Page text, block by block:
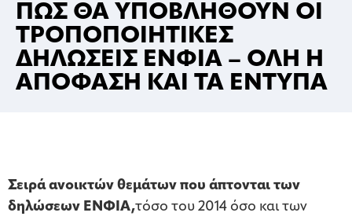
ΠΩΣ ΘΑ ΥΠΟΒΛΗΘΟΥΝ ΟΙ
ΤΡΟΠΟΠΟΙΗΤΙΚΕΣ
ΔΗΛΩΣΕΙΣ ΕΝΦΙΑ – ΟΛΗ Η
ΑΠΟΦΑΣΗ ΚΑΙ ΤΑ ΕΝΤΥΠΑ
Σειρά ανοικτών θεμάτων που άπτονται των
δηλώσεων ΕΝΦΙΑ,τόσο του 2014 όσο και των